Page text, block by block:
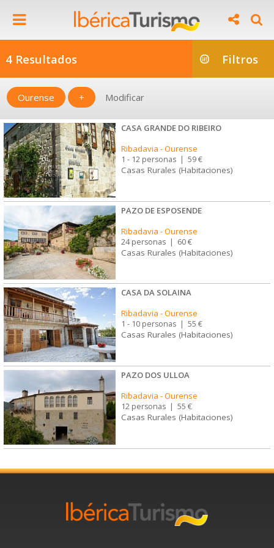
4 Resultados Filtros
Ourense + Modificar
CASA GRANDE DO RIBEIRO
Ribadavia -Ourense
1 - 12 personas | 59 €
Casas Rurales (Habitaciones)
PAZO DE ESPOSENDE
Ribadavia -Ourense
24 personas | 60 €
Casas Rurales (Habitaciones)
CASA DA SOLAINA
Ribadavia -Ourense
1 - 10 personas 55 €
Casas Rurales (Habitaciones)
PAZO DOS ULLOA
Ribadavia -Ourense
12 personas | 55 €
Casas Rurales (Habitaciones)